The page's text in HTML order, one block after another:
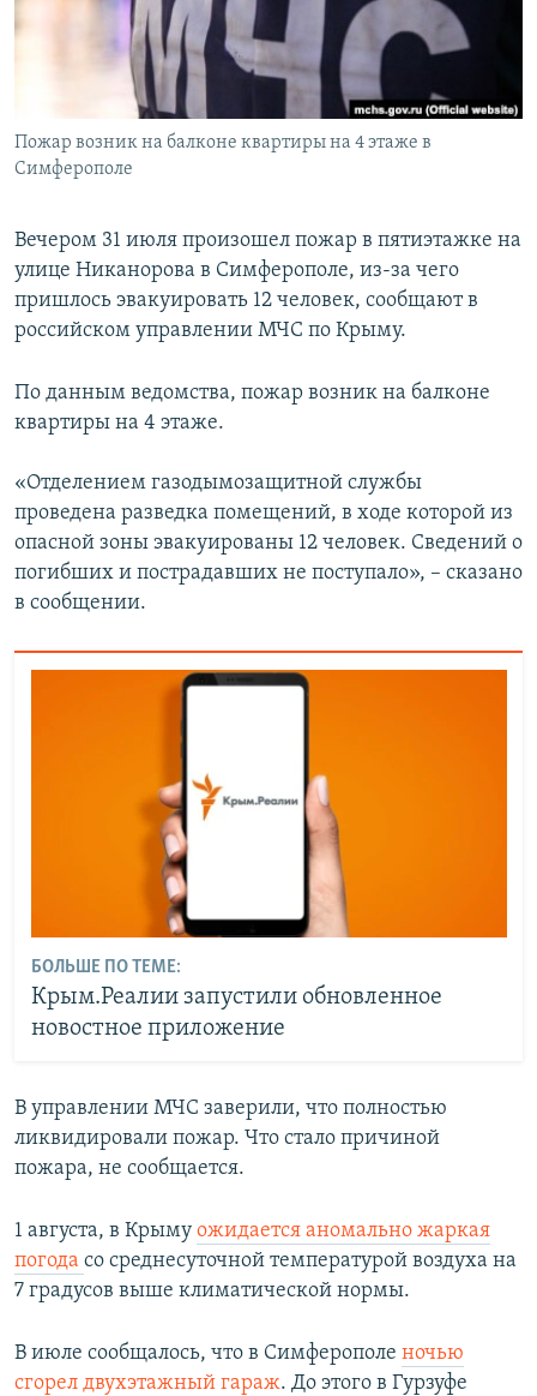
ПОБЕДИТЕЛЕЙ НЕ СУДЯТ?
КРЫМ.НЕПОКОРЕННЫЙ
УКРАИНСКАЯ ПРОБЛЕМА КРЫМА
ПРИСОЕДИНЯЙТЕСЬ!
Все сайты RFE/RL
Пожар возник на балконе квартиры на 4 этаже в
Симферополе
Вечером 31 июля произошел пожар в пятиэтажке на
улице Никанорова в Симферополе, из-за чего
пришлось эвакуировать 12 человек, сообщают в
российском управлении МЧС по Крыму.
По данным ведомства, пожар возник на балконе
квартиры на 4 этаже.
«Отделением газодымозащитной службы
проведена разведка помещений, в ходе которой из
опасной зоны эвакуированы 12 человек. Сведений о
погибших и пострадавших не поступало», – сказано
в сообщении.
БОЛЬШЕ ПО ТЕМЕ:
Крым.Реалии запустили обновленное
новостное приложение
В управлении МЧС заверили, что полностью
ликвидировали пожар. Что стало причиной
пожара, не сообщается.
1 августа, в Крыму ожидается аномально жаркая
погода со среднесуточной температурой воздуха на
7 градусов выше климатической нормы.
В июле сообщалось, что в Симферополе ночью
сгорел двухэтажный гараж. До этого в Гурзуфе